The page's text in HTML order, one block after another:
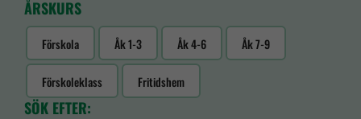
ÅRSKURS
Förskola Åk 1-3 Åk 4-6 Åk 7-9
Förskoleklass Fritidshem
SÖK EFTER: